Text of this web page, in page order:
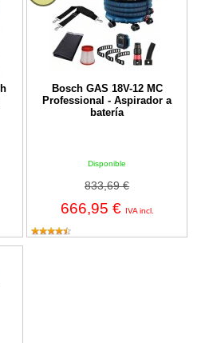
Bosch GAS 18V-12 MC
Professional - Aspirador a
batería
Disponible
833,69 €
666,95 € IVA incl.
- Aspirador a batería